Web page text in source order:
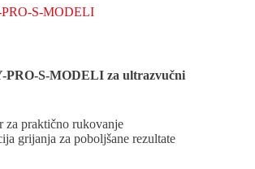
S-MODELI
PRO-S-MODELI za ultrazvučni
za praktično rukovanje
grijanja za poboljšane rezultate